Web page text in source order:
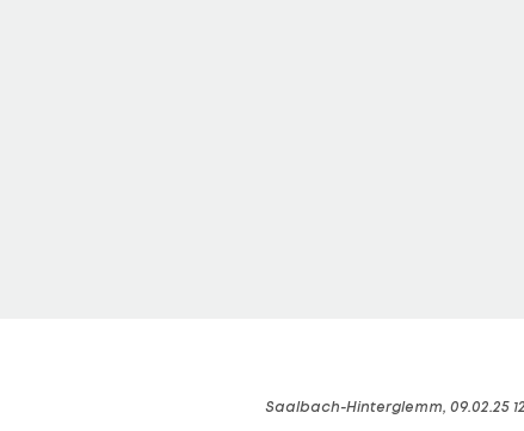
Saalbach-Hinterglemm, 09.02.25